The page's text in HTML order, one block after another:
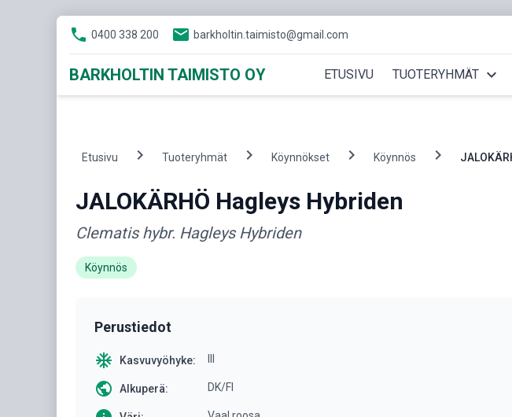
phone 0400 338 200 email barkholtin.taimisto@gmail.com
BARKHOLTIN TAIMISTO OY ETUSIVU TUOTERYHMÄT expand_more
Etusivu chevron_right Tuoteryhmät chevron_right Köynnökset chevron_right Köynnös chevron_right
JALOKÄRHÖ Hagleys Hybriden
Clematis hybr. Hagleys Hybriden
Köynnös
Perustiedot
ac_unit Kasvuvyöhyke:
public Alkuperä: DK/FI